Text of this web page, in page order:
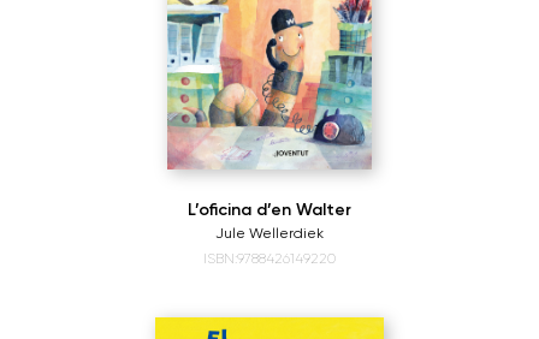
L’oficina d’en Walter
Jule Wellerdiek
ISBN:9788426149220